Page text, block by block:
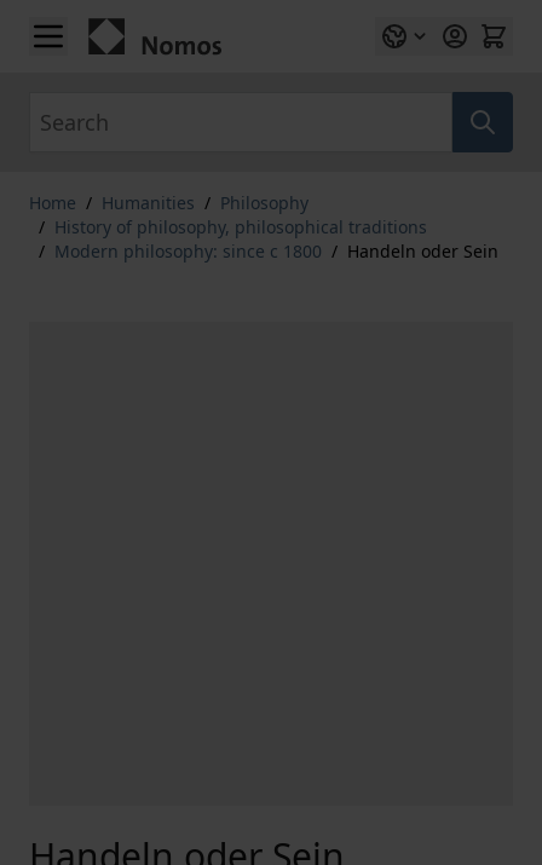
Skip to Content
Home / Humanities / Philosophy
/ History of philosophy, philosophical traditions
/ Modern philosophy: since c 1800 / Handeln oder Sein